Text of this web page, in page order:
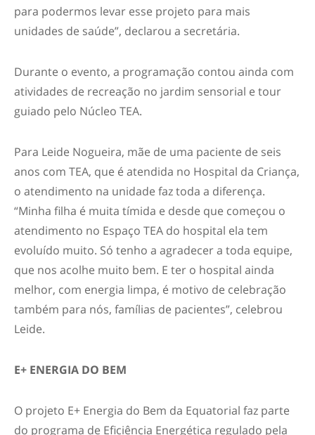
para podermos levar esse projeto para mais
unidades de saúde”, declarou a secretária.
Durante o evento, a programação contou ainda com
atividades de recreação no jardim sensorial e tour
guiado pelo Núcleo TEA.
Para Leide Nogueira, mãe de uma paciente de seis
anos com TEA, que é atendida no Hospital da Criança,
o atendimento na unidade faz toda a diferença.
“Minha filha é muita tímida e desde que começou o
atendimento no Espaço TEA do hospital ela tem
evoluído muito. Só tenho a agradecer a toda equipe,
que nos acolhe muito bem. E ter o hospital ainda
melhor, com energia limpa, é motivo de celebração
também para nós, famílias de pacientes”, celebrou
Leide.
E+ ENERGIA DO BEM
O projeto E+ Energia do Bem da Equatorial faz parte
do programa de Eficiência Energética regulado pela